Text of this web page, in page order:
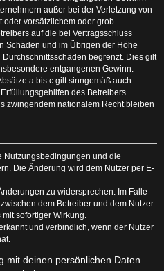
außer bei der Verletzung von
oder vorsätzlichem oder grob
auf die bei Vertragsschluss
Schäden und im Übrigen der Höhe
begrenzt. Dies gilt
entgangenen Gewinn.
a bis c gilt sinngemäß auch
des Betreibers.
zwingendem nationalem Recht bleiben
Nutzungsbedingungen und die
Die Änderung wird dem Nutzer per E-
zu widersprechen. Im Falle
dem Betreiber und dem Nutzer
sofortiger Wirkung.
und verbindlich, wenn der Nutzer
mit deinen persönlichen Daten